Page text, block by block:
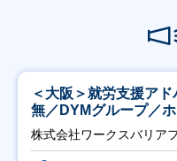
＜大阪＞就労支援ア
無／DYMグループ／
日祝】
株式会社ワークスバリア